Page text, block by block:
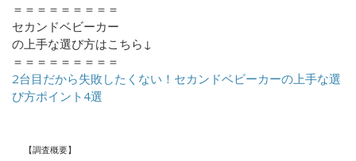
＝＝＝＝＝＝＝＝＝
セカンドベビーカー
の上手な選び方はこちら↓
＝＝＝＝＝＝＝＝＝
2台目だから失敗したくない！セカンドベビーカーの上手な選
び方ポイント4選
【調査概要】